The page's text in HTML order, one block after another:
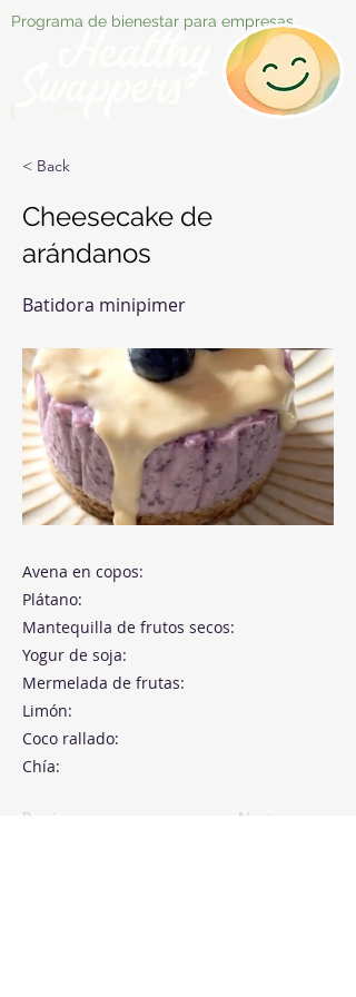
Programa de bienestar para empresas
< Back
Cheesecake de
arándanos
Batidora minipimer
Avena en copos:
Plátano:
Mantequilla de frutos secos:
Yogur de soja:
Mermelada de frutas:
Limón:
Coco rallado:
Chía:
Previous Next